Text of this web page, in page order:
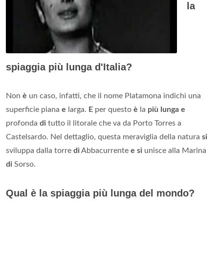
la
spiaggia più lunga d'Italia?
Non è un caso, infatti, che il nome Platamona indichi una
superficie piana e larga. E per questo è la più lunga e
profonda di tutto il litorale che va da Porto Torres a
Castelsardo. Nel dettaglio, questa meraviglia della natura si
sviluppa dalla torre diAbbacurrente e si unisce alla Marina
di Sorso.
Qual è la spiaggia più lunga del mondo?